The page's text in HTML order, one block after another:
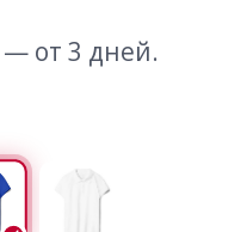
— от 3 дней.